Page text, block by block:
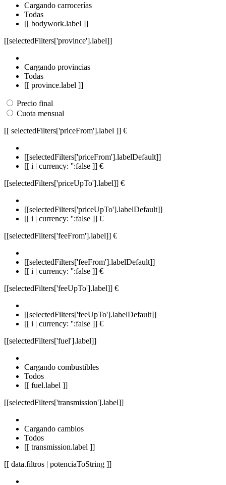
Cargando carrocerías
Todas
[[ bodywork.label ]]
[[selectedFilters['province'].label]]
Cargando provincias
Todas
[[ province.label ]]
Precio final
Cuota mensual
[[ selectedFilters['priceFrom'].label ]] €
[[selectedFilters['priceFrom'].labelDefault]]
[[ i | currency: '':false ]] €
[[selectedFilters['priceUpTo'].label]] €
[[selectedFilters['priceUpTo'].labelDefault]]
[[ i | currency: '':false ]] €
[[selectedFilters['feeFrom'].label]] €
[[selectedFilters['feeFrom'].labelDefault]]
[[ i | currency: '':false ]] €
[[selectedFilters['feeUpTo'].label]] €
[[selectedFilters['feeUpTo'].labelDefault]]
[[ i | currency: '':false ]] €
[[selectedFilters['fuel'].label]]
Cargando combustibles
Todos
[[ fuel.label ]]
[[selectedFilters['transmission'].label]]
Cargando cambios
Todos
[[ transmission.label ]]
[[ data.filtros | potenciaToString ]]